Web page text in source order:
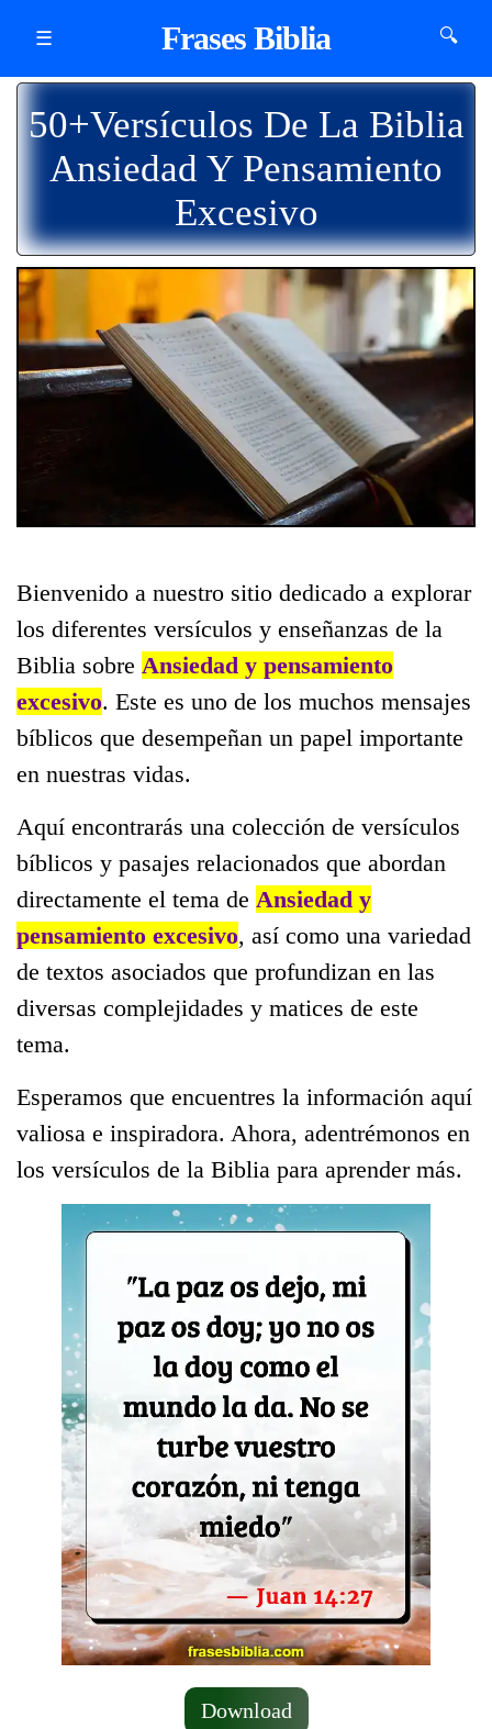
☰ Frases Biblia 🔍
50+Versículos De La Biblia
Ansiedad Y Pensamiento
Excesivo
Bienvenido a nuestro sitio dedicado a explorar
los diferentes versículos y enseñanzas de la
Biblia sobre Ansiedad y pensamiento
excesivo. Este es uno de los muchos mensajes
bíblicos que desempeñan un papel importante
en nuestras vidas.
Aquí encontrarás una colección de versículos
bíblicos y pasajes relacionados que abordan
directamente el tema de Ansiedad y
pensamiento excesivo, así como una variedad
de textos asociados que profundizan en las
diversas complejidades y matices de este
tema.
Esperamos que encuentres la información aquí
valiosa e inspiradora. Ahora, adentrémonos en
los versículos de la Biblia para aprender más.
Download